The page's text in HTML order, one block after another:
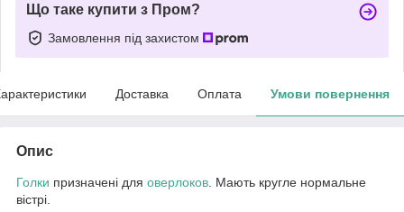
Що таке купити з Пром?
Замовлення під захистом
Доставка Оплата Умови повернення
Опис
Голки призначені для оверлоков . Мають кругле нормальне
вістрі.